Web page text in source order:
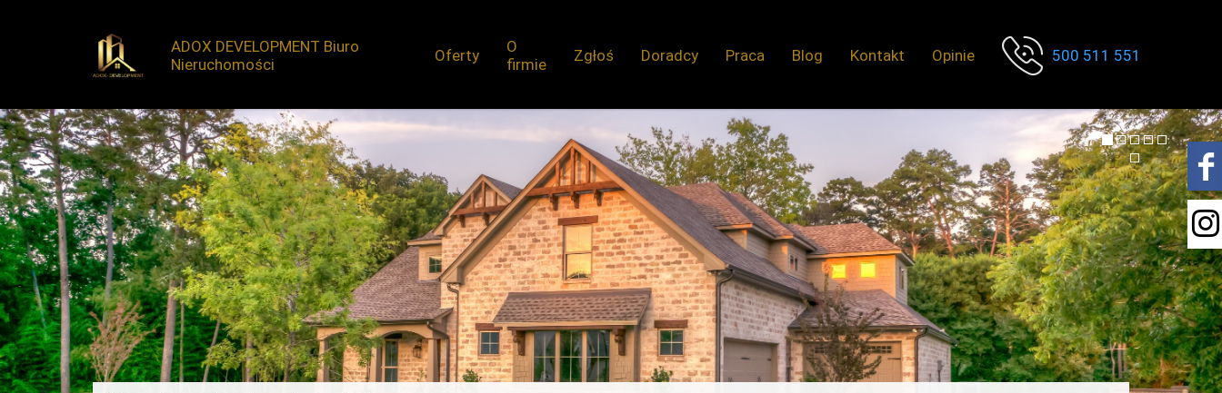
ADOX DEVELOPMENT Biuro
Nieruchomości
Oferty
O
firmie
Zgłoś Doradcy Praca Blog Kontakt Opinie 500 511 551